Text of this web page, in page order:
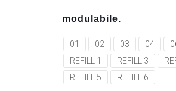
modulabile.
01 02 03 04
REFILL 1
REFILL 3
REFILL 5
REFILL 6